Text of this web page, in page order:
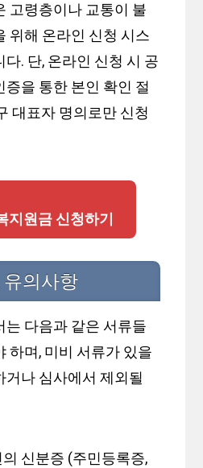
고령층이나 교통이 불
위해 온라인 신청 시스
. 단, 온라인 신청 시 공
증을 통한 본인 확인 절
대표자 명의로만 신청
지원금 신청하기
의사항
는 다음과 같은 서류들
하며, 미비 서류가 있을
거나 심사에서 제외될
신분증 (주민등록증,